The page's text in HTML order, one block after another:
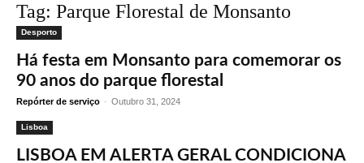
Tag: Parque Florestal de Monsanto
Desporto
Há festa em Monsanto para comemorar os
90 anos do parque florestal
Repórter de serviço - Outubro 31, 2024
Lisboa
LISBOA EM ALERTA GERAL CONDICIONA